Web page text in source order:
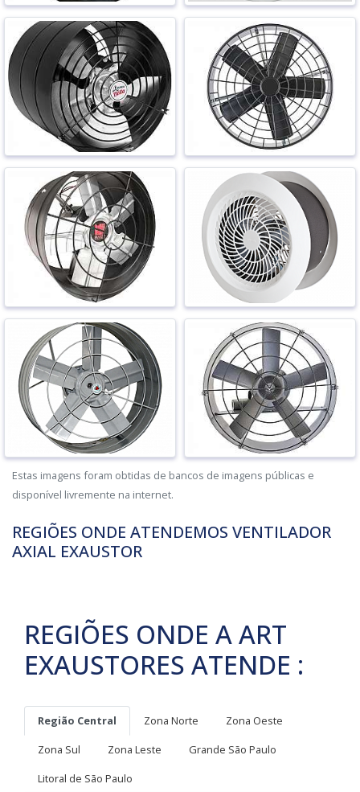
Estas imagens foram obtidas de bancos de imagens públicas e
disponível livremente na internet.
REGIÕES ONDE ATENDEMOS VENTILADOR
AXIAL EXAUSTOR
REGIÕES ONDE A ART
EXAUSTORES ATENDE :
Região Central Zona Norte
Zona Oeste
Zona Sul
Zona Leste
Grande São Paulo
Litoral de São Paulo